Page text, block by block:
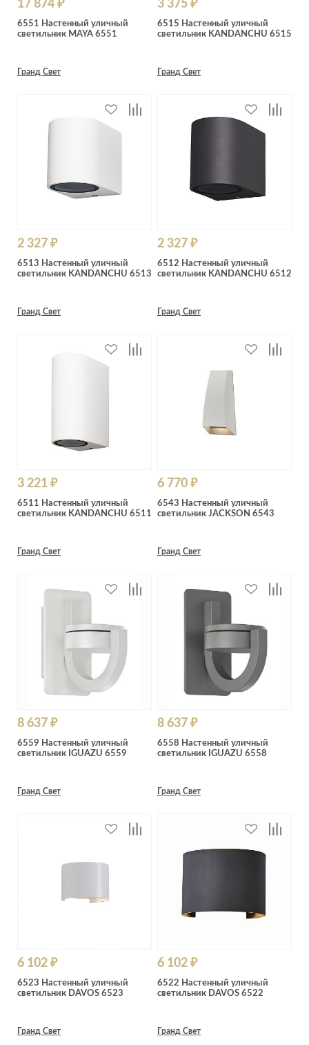
17 874 ₽
6551 Настенный уличный
светильник MAYA 6551
Гранд Свет
3 375 ₽
6515 Настенный уличный
светильник KANDANCHU 6515
Гранд Свет
2 327 ₽
6513 Настенный уличный
светильник KANDANCHU 6513
Гранд Свет
2 327 ₽
6512 Настенный уличный
светильник KANDANCHU 6512
Гранд Свет
3 221 ₽
6511 Настенный уличный
светильник KANDANCHU 6511
Гранд Свет
6 770 ₽
6543 Настенный уличный
светильник JACKSON 6543
Гранд Свет
8 637 ₽
6559 Настенный уличный
светильник IGUAZU 6559
Гранд Свет
8 637 ₽
6558 Настенный уличный
светильник IGUAZU 6558
Гранд Свет
6 102 ₽
6523 Настенный уличный
светильник DAVOS 6523
Гранд Свет
6 102 ₽
6522 Настенный уличный
светильник DAVOS 6522
Гранд Свет